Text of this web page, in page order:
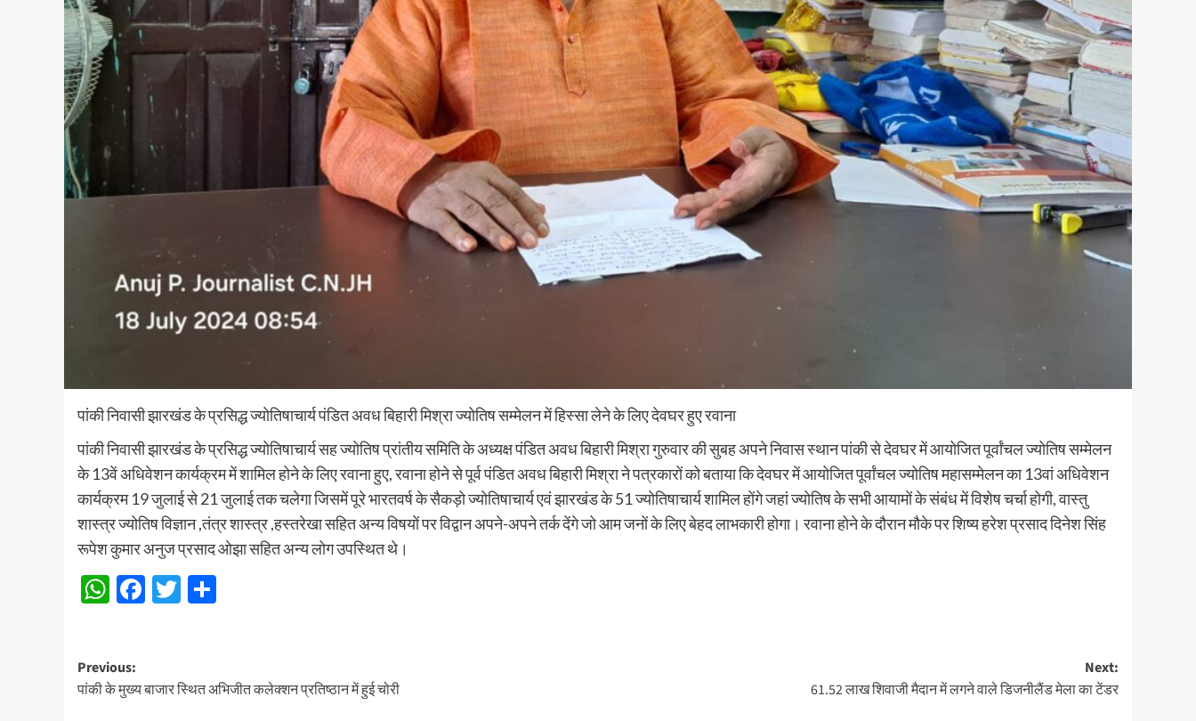
पांकी निवासी झारखंड के प्रसिद्ध ज्योतिषाचार्य पंडित अवध बिहारी मिश्रा ज्योतिष सम्मेलन में हिस्सा लेने के लिए देवघर हुए रवाना
पांकी निवासी झारखंड के प्रसिद्ध ज्योतिषाचार्य सह ज्योतिष प्रांतीय समिति के अध्यक्ष पंडित अवध बिहारी मिश्रा गुरुवार की सुबह अपने निवास स्थान पांकी से देवघर में आयोजित पूर्वांचल ज्योतिष सम्मेलन
के 13वें अधिवेशन कार्यक्रम में शामिल होने के लिए रवाना हुए, रवाना होने से पूर्व पंडित अवध बिहारी मिश्रा ने पत्रकारों को बताया कि देवघर में आयोजित पूर्वांचल ज्योतिष महासम्मेलन का 13वां अधिवेशन
कार्यक्रम 19 जुलाई से 21 जुलाई तक चलेगा जिसमें पूरे भारतवर्ष के सैकड़ो ज्योतिषाचार्य एवं झारखंड के 51 ज्योतिषाचार्य शामिल होंगे जहां ज्योतिष के सभी आयामों के संबंध में विशेष चर्चा होगी, वास्तु
शास्त्र ज्योतिष विज्ञान ,तंत्र शास्त्र ,हस्तरेखा सहित अन्य विषयों पर विद्वान अपने-अपने तर्क देंगे जो आम जनों के लिए बेहद लाभकारी होगा। रवाना होने के दौरान मौके पर शिष्य हरेश प्रसाद दिनेश सिंह
रूपेश कुमार अनुज प्रसाद ओझा सहित अन्य लोग उपस्थित थे।
WhatsApp
Facebook
Twitter
Post
navigation
Previous:
पांकी के मुख्य बाजार स्थित अभिजीत कलेक्शन प्रतिष्ठान में हुई चोरी
Next:
61.52 लाख शिवाजी मैदान में लगने वाले डिजनीलैंड मेला का टेंडर